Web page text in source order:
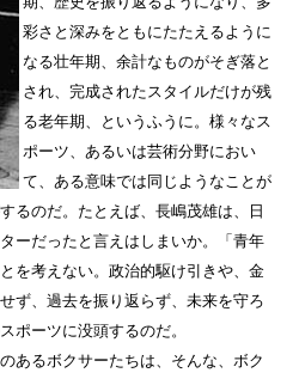
彩さと深みをともにたたえるように
なる壮年期、余計なものがそぎ落と
され、完成されたスタイルだけが残
る老年期、というふうに。様々なス
ポーツ、あるいは芸術分野におい
て、ある意味では同じようなことが
るのだ。たとえば、長嶋茂雄は、日
ーだったと言えはしまいか。「青年
を考えない。政治的駆け引きや、金
ず、過去を振り返らず、未来を守ろ
ポーツに没頭するのだ。
るボクサーたちは、そんな、ボク